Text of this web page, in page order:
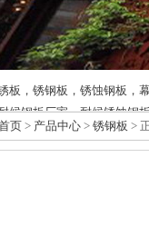
板，锈钢板，锈蚀钢板，
候钢板厂家，耐候锈蚀钢
页 > 产品中心 > 锈钢板 >